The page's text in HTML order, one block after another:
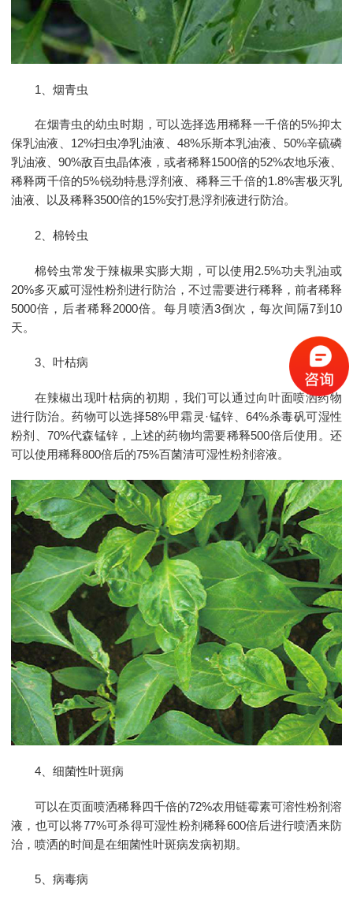
1、烟青虫
在烟青虫的幼虫时期，可以选择选用稀释一千倍的5%抑太
保乳油液、12%扫虫净乳油液、48%乐斯本乳油液、50%辛硫磷
乳油液、90%敌百虫晶体液，或者稀释1500倍的52%农地乐液、
稀释两千倍的5%锐劲特悬浮剂液、稀释三千倍的1.8%害极灭乳
油液、以及稀释3500倍的15%安打悬浮剂液进行防治。
2、棉铃虫
棉铃虫常发于辣椒果实膨大期，可以使用2.5%功夫乳油或
20%多灭威可湿性粉剂进行防治，不过需要进行稀释，前者稀释
5000倍，后者稀释2000倍。每月喷洒3倒次，每次间隔7到10
天。
3、叶枯病
在辣椒出现叶枯病的初期，我们可以通过向叶面喷洒药物
进行防治。药物可以选择58%甲霜灵·锰锌、64%杀毒矾可湿性
粉剂、70%代森锰锌，上述的药物均需要稀释500倍后使用。还
可以使用稀释800倍后的75%百菌清可湿性粉剂溶液。
4、细菌性叶斑病
可以在页面喷洒稀释四千倍的72%农用链霉素可溶性粉剂溶
液，也可以将77%可杀得可湿性粉剂稀释600倍后进行喷洒来防
治，喷洒的时间是在细菌性叶斑病发病初期。
5、病毒病